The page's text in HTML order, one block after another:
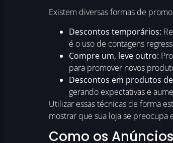
Existem diversas formas de
Descontos temporários:
é o uso de contagens
Compre um, leve outro:
para promover novos
Descontos em produtos
gerando expectativas e
Utilizar essas técnicas de forma
mostrar que sua loja se
Como os